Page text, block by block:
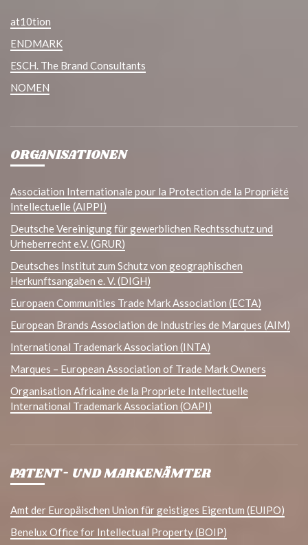
at10tion
ENDMARK
ESCH. The Brand Consultants
NOMEN
ORGANISATIONEN
Association Internationale pour la Protection de la Propriété
Intellectuelle (AIPPI)
Deutsche Vereinigung für gewerblichen Rechtsschutz und
Urheberrecht e.V. (GRUR)
Deutsches Institut zum Schutz von geographischen
Herkunftsangaben e. V. (DIGH)
Europaen Communities Trade Mark Association (ECTA)
European Brands Association de Industries de Marques (AIM)
International Trademark Association (INTA)
Marques – European Association of Trade Mark Owners
Organisation Africaine de la Propriete Intellectuelle
International Trademark Association (OAPI)
PATENT- UND MARKENÄMTER
Amt der Europäischen Union für geistiges Eigentum (EUIPO)
Benelux Office for Intellectual Property (BOIP)